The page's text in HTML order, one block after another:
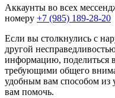
Аккаунты во всех
номеру +7 (985) 189-28-20
Если вы столкнулись с
другой
информацию, поделиться
требующими общего
удобным вам способом из
вам помочь.